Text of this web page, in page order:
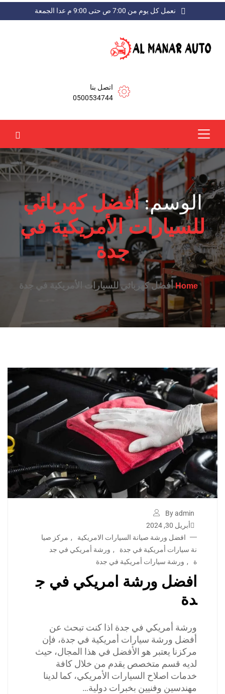
نعمل كل يوم من 7:00 ص حتى 9:00 م عدا الجمعة
اتصل بنا
0500534744
الوسم:أفضل كهربائي
للسيارات الأمريكية في
جدة
Homeأفضل كهربائي للسيارات الأمريكية في جدة
By admin
أبريل 30, 2024
افضل ورشة صيانة السيارات الامريكية
, مركز صيا
نة سيارات أمريكية في جدة
, ورشة أمريكي في جد
ة
, ورشة سيارات أمريكية في جدة
افضل ورشة امريكي في ج
دة
ورشة أمريكي في جدة اذا كنت تبحث عن
أفضل ورشة سيارات أمريكية في جدة، فإن
مركزنا يعتبر هو الأفضل في هذا المجال، حيث
لديه قسم متخصص يقدم من خلال كافة
خدمات اصلاح السيارات الأمريكي، كما لدينا
مهندسين وفنيين بخبرات دولية…